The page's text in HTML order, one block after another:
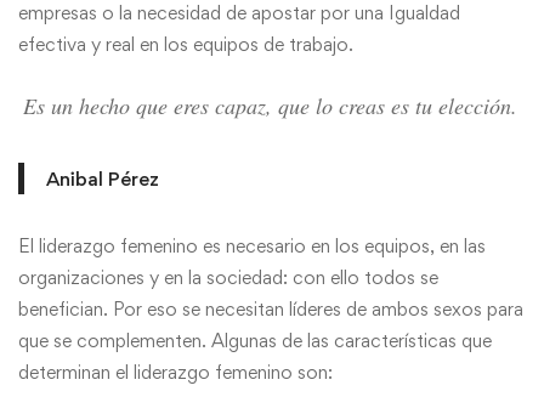
empresas o la necesidad de apostar por una Igualdad
efectiva y real en los equipos de trabajo.
Es un hecho que eres capaz, que lo creas es tu elección.
Anibal Pérez
El liderazgo femenino es necesario en los equipos, en las
organizaciones y en la sociedad: con ello todos se
benefician. Por eso se necesitan líderes de ambos sexos para
que se complementen. Algunas de las características que
determinan el liderazgo femenino son: